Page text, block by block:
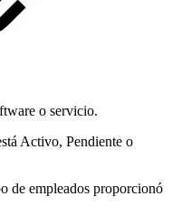
o servicio.
Activo, Pendiente o
de empleados proporcionó